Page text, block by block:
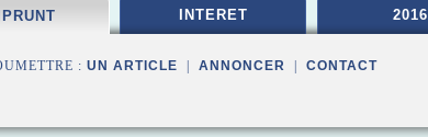
INTERET 2016
: UN ARTICLE ANNONCER CONTACT